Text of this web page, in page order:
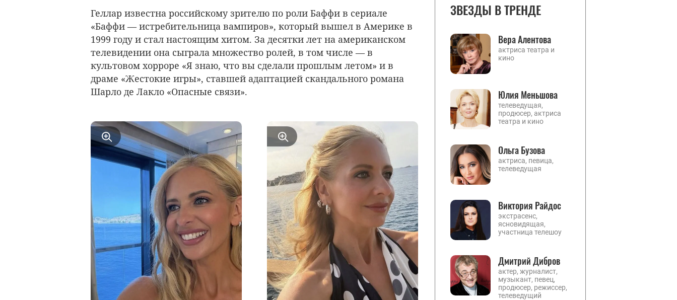
Геллар известна российскому зрителю по роли Баффи в сериале
«Баффи — истребительница вампиров», который вышел в Америке в
1999 году и стал настоящим хитом. За десятки лет на американском
телевидении она сыграла множество ролей, в том числе — в
культовом хорроре «Я знаю, что вы сделали прошлым летом» и в
драме «Жестокие игры», ставшей адаптацией скандального романа
Шарло де Лакло «Опасные связи».
ЗВЕЗДЫ В ТРЕНДЕ
Вера Алентова
актриса театра и
кино
Юлия Меньшова
телеведущая,
продюсер, актриса
театра и кино
Ольга Бузова
актриса, певица,
телеведущая
Виктория Райдос
экстрасенс,
ясновидящая,
участница телешоу
Дмитрий Дибров
актер, журналист,
музыкант, певец,
продюсер, режиссер,
телеведущий